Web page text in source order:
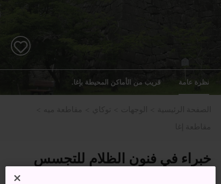
نظرة عامة قريب من الأماكن المحيطة بإغا.
خبراء في فنون الظلام للتجسس